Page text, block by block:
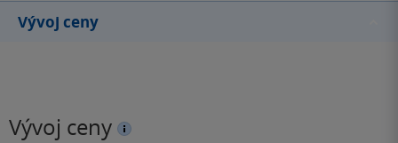
Vývoj ceny
Vývoj ceny